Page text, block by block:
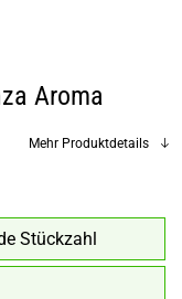
Aroma
Mehr Produktdetails
Stückzahl